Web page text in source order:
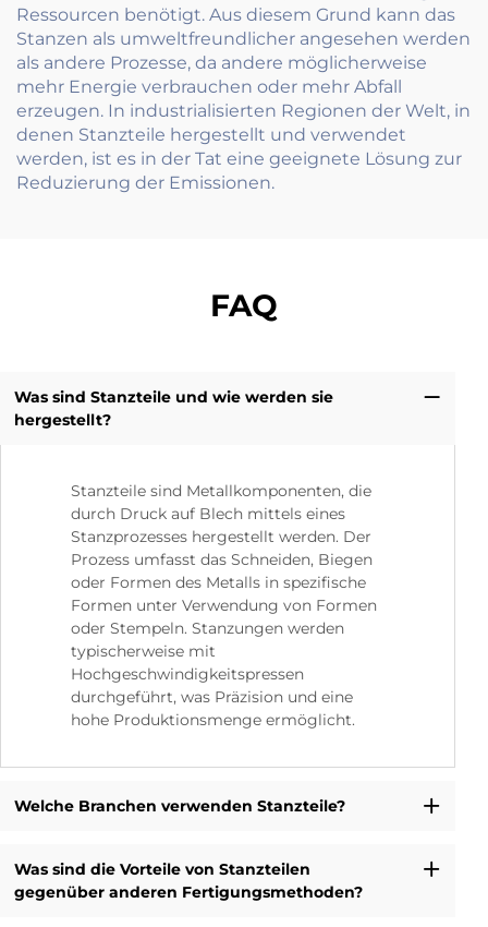
Ressourcen benötigt. Aus diesem Grund kann das
Stanzen als umweltfreundlicher angesehen werden
als andere Prozesse, da andere möglicherweise
mehr Energie verbrauchen oder mehr Abfall
erzeugen. In industrialisierten Regionen der Welt, in
denen Stanzteile hergestellt und verwendet
werden, ist es in der Tat eine geeignete Lösung zur
Reduzierung der Emissionen.
FAQ
Was sind Stanzteile und wie werden sie
hergestellt?
Stanzteile sind Metallkomponenten, die
durch Druck auf Blech mittels eines
Stanzprozesses hergestellt werden. Der
Prozess umfasst das Schneiden, Biegen
oder Formen des Metalls in spezifische
Formen unter Verwendung von Formen
oder Stempeln. Stanzungen werden
typischerweise mit
Hochgeschwindigkeitspressen
durchgeführt, was Präzision und eine
hohe Produktionsmenge ermöglicht.
Welche Branchen verwenden Stanzteile?
Was sind die Vorteile von Stanzteilen
gegenüber anderen Fertigungsmethoden?